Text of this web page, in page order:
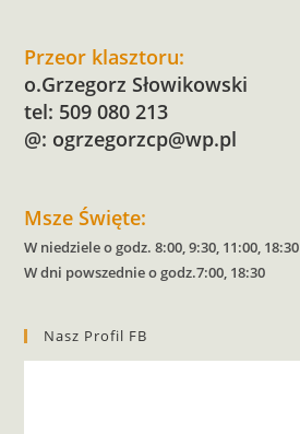
Przeor klasztoru:
o.Grzegorz Słowikowski
tel: 509 080 213
@: ogrzegorzcp@wp.pl
Msze Święte:
W niedziele o godz. 8:00, 9:30, 11:00, 18:30
W dni powszednie o godz.7:00, 18:30
Nasz Profil FB